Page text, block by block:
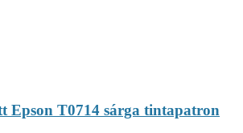
Epson T0714 sárga tintapatron